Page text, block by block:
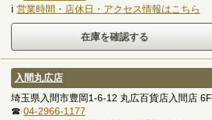
ℹ 営業時間・店休日・アクセス情報はこちら
入間丸広店
埼玉県入間市豊岡1-6-12 丸広百貨店入間店 6F
☎ 04-2966-1177